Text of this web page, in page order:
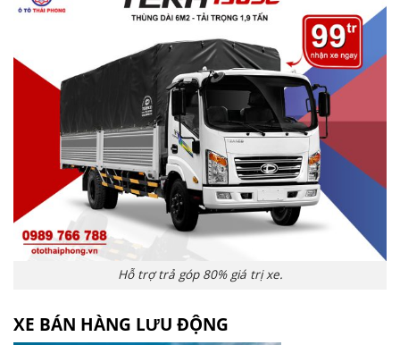
Hỗ trợ trả góp 80% giá trị xe.
XE BÁN HÀNG LƯU ĐỘNG